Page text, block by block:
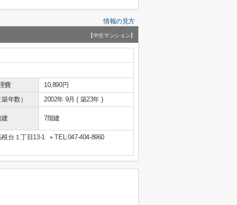
情報の見方
【中古マンション】
費
10,890円
年数） 2002年 9月 ( 築23年 )
建 7階建
台１丁目13-1
TEL:047-404-8960